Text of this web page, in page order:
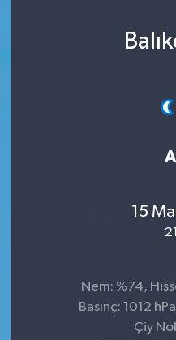
15
Nem: %74,
Basınç: 1012
Çiy